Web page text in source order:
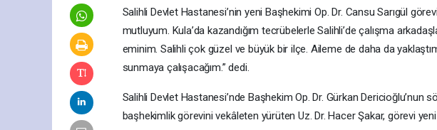
Salihli Devlet Hastanesi’nin yeni Başhekimi Op. Dr. Cansu Sarıgül
mutluyum. Kula’da kazandığım tecrübelerle Salihli’de çalışma
eminim. Salihli çok güzel ve büyük bir ilçe. Aileme de daha da
sunmaya çalışacağım.” dedi.
Salihli Devlet Hastanesi’nde Başhekim Op. Dr. Gürkan Dericioğlu’nun
başhekimlik görevini vekâleten yürüten Uz. Dr. Hacer Şakar, görevi